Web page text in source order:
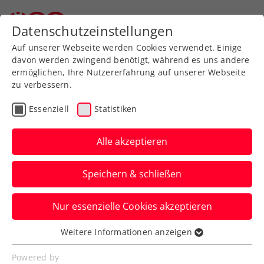
Zurück zur Newsübersicht
Rollstuhltennis
Verbands-Info Kids & Jugend Senioren
Kleine Änderungen im
ITN-System mit 1. Jänner
Datenschutzeinstellungen
Auf unserer Webseite werden Cookies verwendet. Einige
davon werden zwingend benötigt, während es uns andere
ermöglichen, Ihre Nutzererfahrung auf unserer Webseite
zu verbessern.
Essenziell Statistiken
Alle akzeptieren
Speichern & schließen
Nur essenzielle Cookies akzeptieren
Essenziell
Essenzielle Cookies werden für grundlegende
Weitere Informationen anzeigen
Powered by